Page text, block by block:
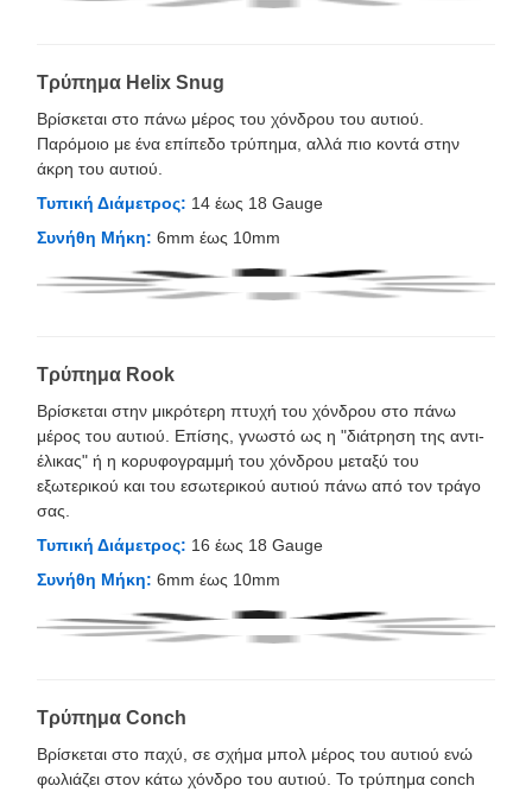
Τρύπημα Helix Snug
Βρίσκεται στο πάνω μέρος του χόνδρου του αυτιού.
Παρόμοιο με ένα επίπεδο τρύπημα, αλλά πιο κοντά στην
άκρη του αυτιού.
Τυπική Διάμετρος: 14 έως 18 Gauge
Συνήθη Μήκη: 6mm έως 10mm
Τρύπημα Rook
Βρίσκεται στην μικρότερη πτυχή του χόνδρου στο πάνω
μέρος του αυτιού. Επίσης, γνωστό ως η "διάτρηση της αντι-
έλικας" ή η κορυφογραμμή του χόνδρου μεταξύ του
εξωτερικού και του εσωτερικού αυτιού πάνω από τον τράγο
σας.
Τυπική Διάμετρος: 16 έως 18 Gauge
Συνήθη Μήκη: 6mm έως 10mm
Τρύπημα Conch
Βρίσκεται στο παχύ, σε σχήμα μπολ μέρος του αυτιού ενώ
φωλιάζει στον κάτω χόνδρο του αυτιού. Το τρύπημα conch